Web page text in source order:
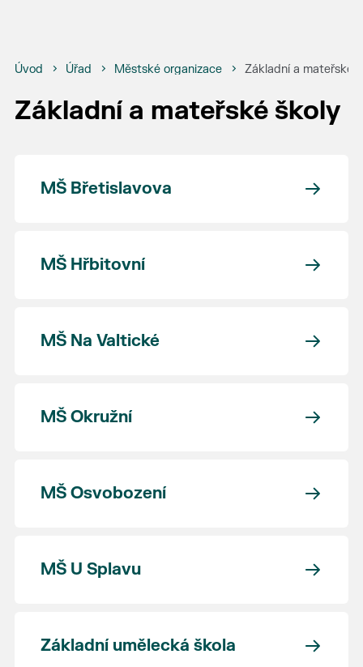
Úvod Úřad Městské organizace Základní a mateřské
Základní a mateřské školy
MŠ Břetislavova
MŠ Hřbitovní
MŠ Na Valtické
MŠ Okružní
MŠ Osvobození
MŠ U Splavu
Základní umělecká škola